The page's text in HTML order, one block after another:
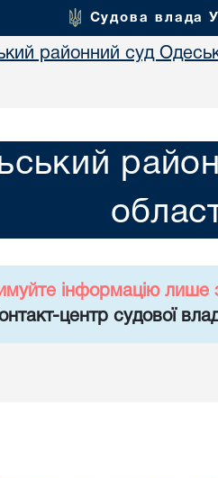
Судова влада
районний суд
інформацію лише
центр судової